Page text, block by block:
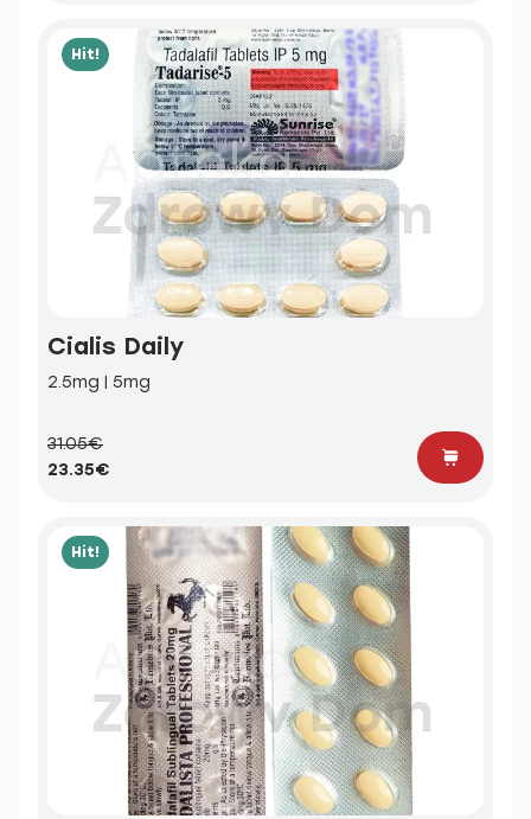
Hit!
Cialis Daily
2.5mg | 5mg
31.05€
23.35€
Hit!